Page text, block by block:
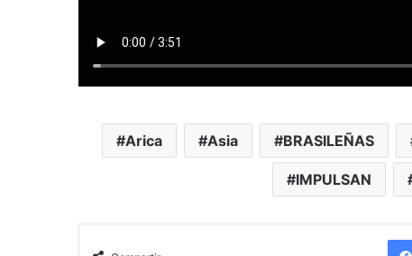
Arica Asia BRASILEÑAS
IMPULSAN